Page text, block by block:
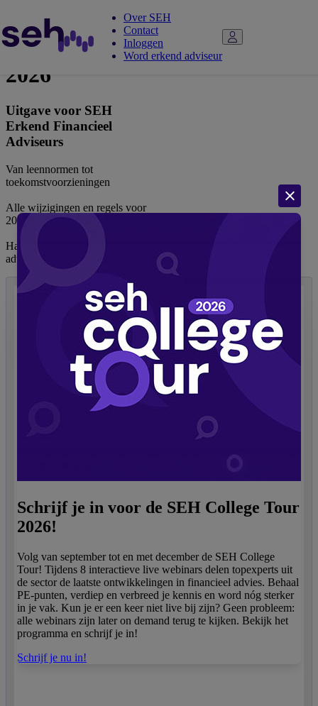
Over SEH
Contact
Inloggen
Word erkend adviseur
Adviespocket
2026
Uitgave voor SEH
Erkend Financieel
Adviseurs
Van leennormen tot
toekomstvoorzieningen
Alle wijzigingen en regels voor
2026
Handige tools voor de
adviespraktijk
Schrijf je in voor de SEH College Tour
2026!
Volg van september tot en met december de SEH College
Tour! Tijdens 8 interactieve live webinars delen topexperts uit
de sector de laatste ontwikkelingen in financieel advies. Behaal
PE-punten, verdiep en verbreed je kennis en word nóg sterker
in je vak. Kun je er een keer niet live bij zijn? Geen probleem:
alle webinars zijn later on demand terug te kijken. Bekijk het
programma en schrijf je in!
Schrijf je nu in!